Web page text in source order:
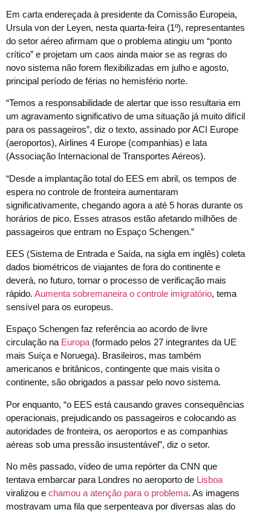
Em carta endereçada à presidente da Comissão Europeia,
Ursula von der Leyen, nesta quarta-feira (1º), representantes
do setor aéreo afirmam que o problema atingiu um “ponto
crítico” e projetam um caos ainda maior se as regras do
novo sistema não forem flexibilizadas em julho e agosto,
principal período de férias no hemisfério norte.
“Temos a responsabilidade de alertar que isso resultaria em
um agravamento significativo de uma situação já muito difícil
para os passageiros”, diz o texto, assinado por ACI Europe
(aeroportos), Airlines 4 Europe (companhias) e Iata
(Associação Internacional de Transportes Aéreos).
“Desde a implantação total do EES em abril, os tempos de
espera no controle de fronteira aumentaram
significativamente, chegando agora a até 5 horas durante os
horários de pico. Esses atrasos estão afetando milhões de
passageiros que entram no Espaço Schengen.”
EES (Sistema de Entrada e Saída, na sigla em inglês) coleta
dados biométricos de viajantes de fora do continente e
deverá, no futuro, tornar o processo de verificação mais
rápido. Aumenta sobremaneira o controle imigratório, tema
sensível para os europeus.
Espaço Schengen faz referência ao acordo de livre
circulação na Europa (formado pelos 27 integrantes da UE
mais Suíça e Noruega). Brasileiros, mas também
americanos e britânicos, contingente que mais visita o
continente, são obrigados a passar pelo novo sistema.
Por enquanto, “o EES está causando graves consequências
operacionais, prejudicando os passageiros e colocando as
autoridades de fronteira, os aeroportos e as companhias
aéreas sob uma pressão insustentável”, diz o setor.
No mês passado, vídeo de uma repórter da CNN que
tentava embarcar para Londres no aeroporto de Lisboa
viralizou e chamou a atenção para o problema. As imagens
mostravam uma fila que serpenteava por diversas alas do